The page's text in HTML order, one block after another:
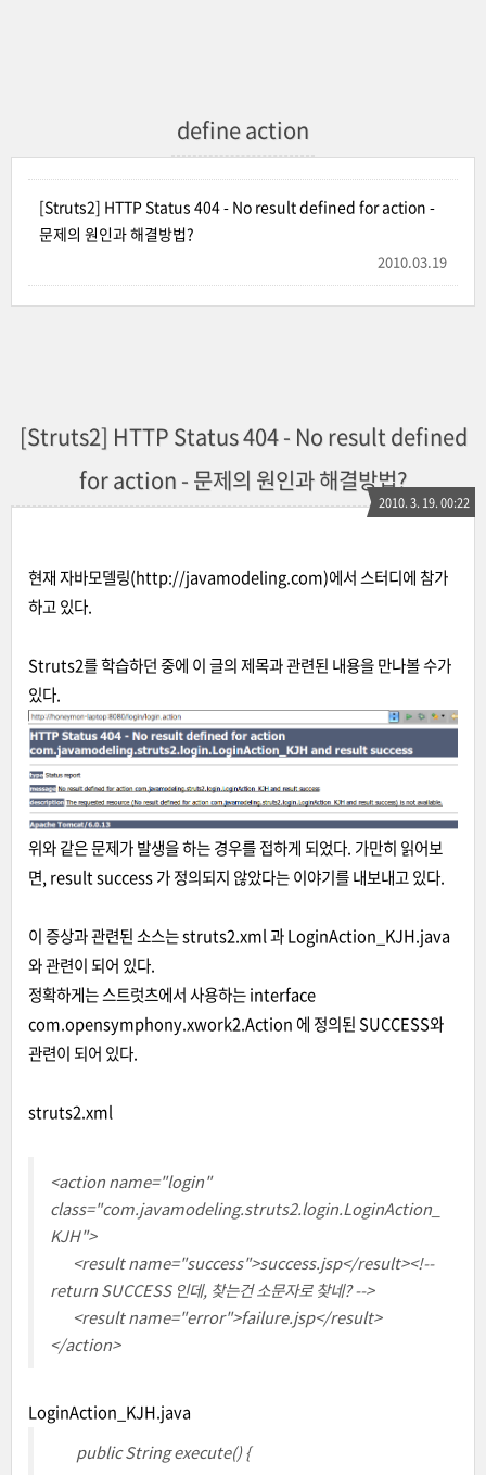
define action
[Struts2] HTTP Status 404 - No result defined for action -
문제의 원인과 해결방법?
2010.03.19
[Struts2] HTTP Status 404 - No result defined
for action - 문제의 원인과 해결방법?
2010. 3. 19. 00:22
현재 자바모델링(http://javamodeling.com)에서 스터디에 참가
하고 있다.
Struts2를 학습하던 중에 이 글의 제목과 관련된 내용을 만나볼 수가
있다.
위와 같은 문제가 발생을 하는 경우를 접하게 되었다. 가만히 읽어보
면, result success 가 정의되지 않았다는 이야기를 내보내고 있다.
이 증상과 관련된 소스는 struts2.xml 과 LoginAction_KJH.java
와 관련이 되어 있다.
정확하게는 스트럿츠에서 사용하는 interface
com.opensymphony.xwork2.Action 에 정의된 SUCCESS와
관련이 되어 있다.
struts2.xml
<action name="login"
class="com.javamodeling.struts2.login.LoginAction_
KJH">
<result name="success">success.jsp</result><!--
return SUCCESS 인데, 찾는건 소문자로 찾네? -->
<result name="error">failure.jsp</result>
</action>
LoginAction_KJH.java
public String execute() {